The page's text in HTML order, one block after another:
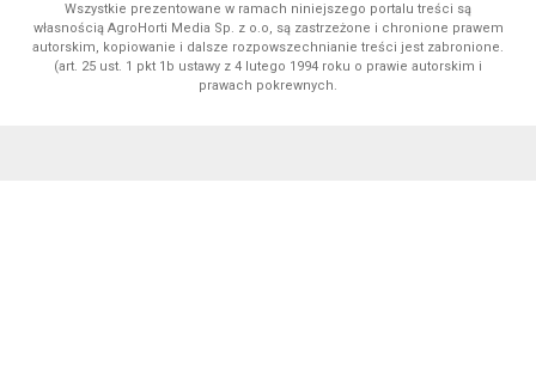
Wszystkie prezentowane w ramach niniejszego portalu treści są
własnością AgroHorti Media Sp. z o.o, są zastrzeżone i chronione prawem
autorskim, kopiowanie i dalsze rozpowszechnianie treści jest zabronione.
(art. 25 ust. 1 pkt 1b ustawy z 4 lutego 1994 roku o prawie autorskim i
prawach pokrewnych.